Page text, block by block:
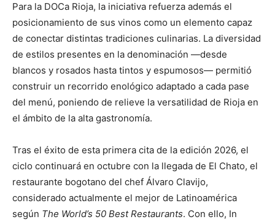
Para la DOCa Rioja, la iniciativa refuerza además el
posicionamiento de sus vinos como un elemento capaz
de conectar distintas tradiciones culinarias. La diversidad
de estilos presentes en la denominación —desde
blancos y rosados hasta tintos y espumosos— permitió
construir un recorrido enológico adaptado a cada pase
del menú, poniendo de relieve la versatilidad de Rioja en
el ámbito de la alta gastronomía.
Tras el éxito de esta primera cita de la edición 2026, el
ciclo continuará en octubre con la llegada de El Chato, el
restaurante bogotano del chef Álvaro Clavijo,
considerado actualmente el mejor de Latinoamérica
según The World’s 50 Best Restaurants. Con ello, In